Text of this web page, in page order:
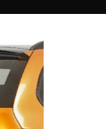
Ajouter
à la
wishlist